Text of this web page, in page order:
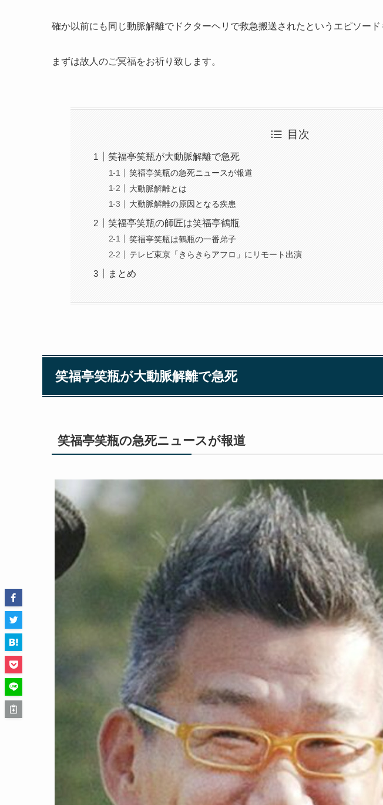
確か以前にも同じ動脈解離でドクターヘリで救急搬送されたというエピソード
まずは故人のご冥福をお祈り致します。
目次
笑福亭笑瓶が大動脈解離で急死
笑福亭笑瓶の急死ニュースが報道
大動脈解離とは
大動脈解離の原因となる疾患
笑福亭笑瓶の師匠は笑福亭鶴瓶
笑福亭笑瓶は鶴瓶の一番弟子
テレビ東京「きらきらアフロ」にリモート出演
まとめ
笑福亭笑瓶が大動脈解離で急死
笑福亭笑瓶の急死ニュースが報道